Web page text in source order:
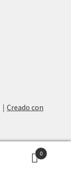
Creado con
0